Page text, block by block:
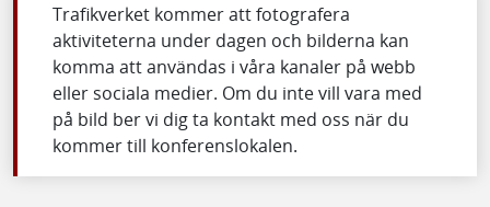
Trafikverket kommer att fotografera
aktiviteterna under dagen och bilderna kan
komma att användas i våra kanaler på webb
eller sociala medier. Om du inte vill vara med
på bild ber vi dig ta kontakt med oss när du
kommer till konferenslokalen.